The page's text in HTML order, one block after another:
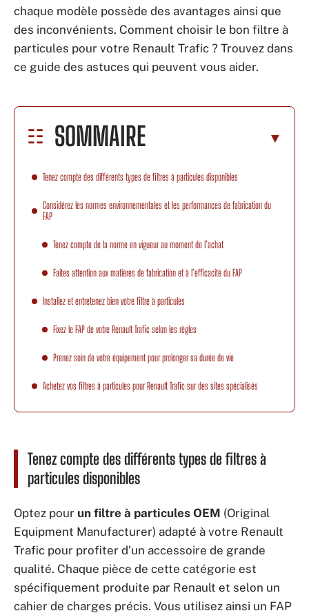
chaque modèle possède des avantages ainsi que
des inconvénients. Comment choisir le bon filtre à
particules pour votre Renault Trafic ? Trouvez dans
ce guide des astuces qui peuvent vous aider.
SOMMAIRE
Tenez compte des différents types de filtres à particules disponibles
Considérez les normes environnementales et les performances de fabrication du
FAP
Tenez compte de la norme en vigueur au moment de l’achat
Faites attention aux matières de fabrication et à l’efficacité du FAP
Installez et entretenez bien votre filtre à particules
Fixez le FAP de votre Renault Trafic selon les règles
Prenez soin de votre équipement pour prolonger sa durée de vie
Achetez vos filtres à particules pour Renault Trafic sur des sites spécialisés
Tenez compte des différents types de filtres à
particules disponibles
Optez pour un filtre à particules OEM (Original
Equipment Manufacturer) adapté à votre Renault
Trafic pour profiter d’un accessoire de grande
qualité. Chaque pièce de cette catégorie est
spécifiquement produite par Renault et selon un
cahier de charges précis. Vous utilisez ainsi un FAP